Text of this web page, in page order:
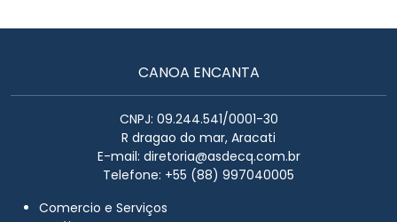
CANOA ENCANTA
CNPJ: 09.244.541/0001-30
R dragao do mar, Aracati
E-mail: diretoria@asdecq.com.br
Telefone: +55 (88) 997040005
Comercio e Serviços